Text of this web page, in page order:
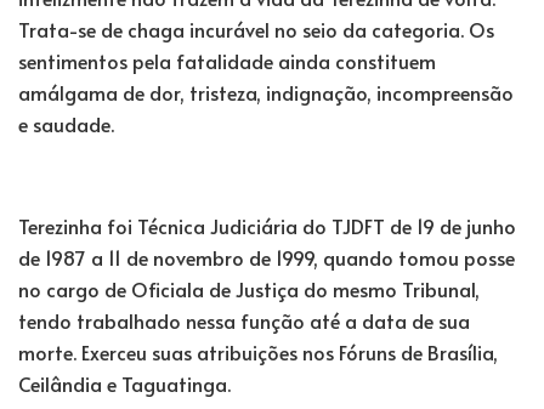
Trata-se de chaga incurável no seio da categoria. Os
sentimentos pela fatalidade ainda constituem
amálgama de dor, tristeza, indignação, incompreensão
e saudade.
Terezinha foi Técnica Judiciária do TJDFT de 19 de junho
de 1987 a 11 de novembro de 1999, quando tomou posse
no cargo de Oficiala de Justiça do mesmo Tribunal,
tendo trabalhado nessa função até a data de sua
morte. Exerceu suas atribuições nos Fóruns de Brasília,
Ceilândia e Taguatinga.